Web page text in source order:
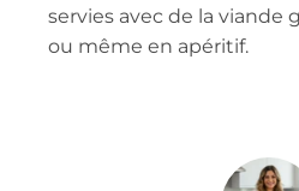
servies avec de la viande
ou même en apéritif.